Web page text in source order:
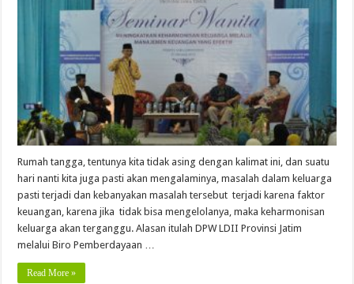
Rumah tangga, tentunya kita tidak asing dengan kalimat ini, dan suatu
hari nanti kita juga pasti akan mengalaminya, masalah dalam keluarga
pasti terjadi dan kebanyakan masalah tersebut terjadi karena faktor
keuangan, karena jika tidak bisa mengelolanya, maka keharmonisan
keluarga akan terganggu. Alasan itulah DPW LDII Provinsi Jatim
melalui Biro Pemberdayaan …
Read More »